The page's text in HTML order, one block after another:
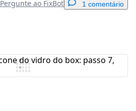
Pergunte ao FixBot 1 comentário